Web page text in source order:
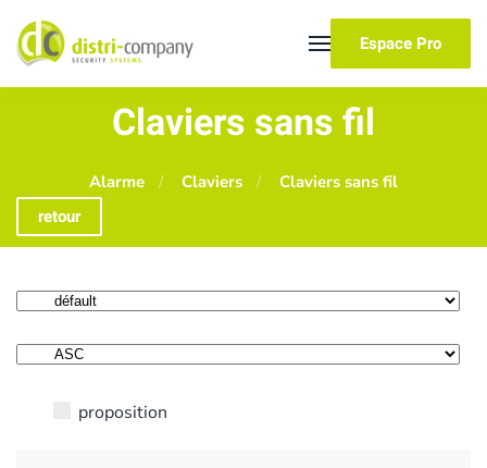
Skip to main content
Espace Pro
Claviers sans fil
Alarme Claviers Claviers sans fil
retour
proposition